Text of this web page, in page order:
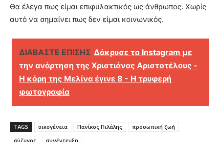
Θα έλεγα πως είμαι επιφυλακτικός ως άνθρωπος. Χωρίς
αυτό να σημαίνει πως δεν είμαι κοινωνικός.
ΔΙΑΒΑΣΤΕ ΕΠΙΣΗΣ Δάκρυσε το Instagram με
την ανάρτηση της Χριστιάνας Αριστοτέλους -
Η κόρη της Μελίνα έγινε 8 - Η τρυφερή
φωτογραφία
TAGS οικογένεια Πανίκος Πιλάλης
προσωπική ζωή
σύζυγος
συνέντευξη